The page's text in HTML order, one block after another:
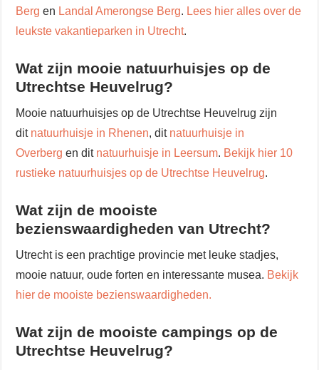
Berg en Landal Amerongse Berg. Lees hier alles over de
leukste vakantieparken in Utrecht.
Wat zijn mooie natuurhuisjes op de
Utrechtse Heuvelrug?
Mooie natuurhuisjes op de Utrechtse Heuvelrug zijn
dit natuurhuisje in Rhenen, dit natuurhuisje in
Overberg en dit natuurhuisje in Leersum. Bekijk hier 10
rustieke natuurhuisjes op de Utrechtse Heuvelrug.
Wat zijn de mooiste
bezienswaardigheden van Utrecht?
Utrecht is een prachtige provincie met leuke stadjes,
mooie natuur, oude forten en interessante musea. Bekijk
hier de mooiste bezienswaardigheden.
Wat zijn de mooiste campings op de
Utrechtse Heuvelrug?